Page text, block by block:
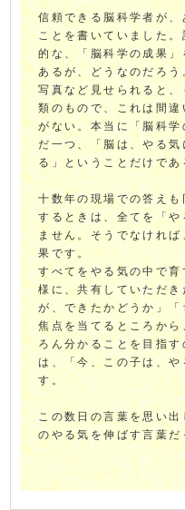
信頼できる脳科学者が
ことを書いていました
的な、「脳科学の成果
あるが、どうなのだろ
写真など見せられると
類のもので、これは間
がない。本当に「脳科
だ一つ、「脳は、やる
る」ということだけであ
十数年の現場での答え
するときは、全てを「
ません。そうでなけれ
果です。
すべてをやる気の中で
様に、共有していただ
が、できたかどうか」
焦点を当てるところか
ろん分かることを目指
は、「今、この子は、
す。
この数日の言葉を思い
のやる気を伸ばす言葉だ